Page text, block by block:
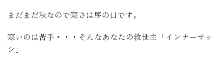
まだまだ秋なので寒さは序の口です。
寒いのは苦手・・・そんなあなたの救世主「インナーサッ
シ」